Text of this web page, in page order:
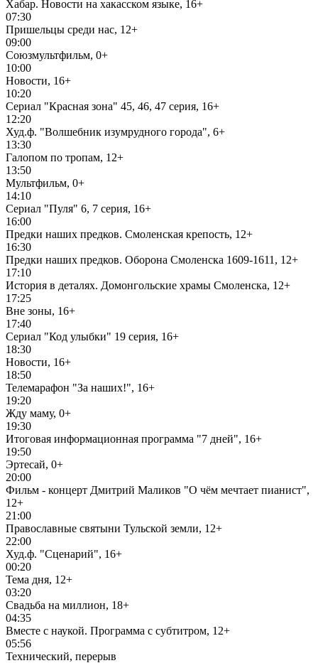
Хабар. Новости на хакасском языке, 16+
07:30
Пришельцы среди нас, 12+
09:00
Союзмультфильм, 0+
10:00
Новости, 16+
10:20
Сериал "Красная зона" 45, 46, 47 серия, 16+
12:20
Худ.ф. "Волшебник изумрудного города", 6+
13:30
Галопом по тропам, 12+
13:50
Мультфильм, 0+
14:10
Сериал "Пуля" 6, 7 серия, 16+
16:00
Предки наших предков. Смоленская крепость, 12+
16:30
Предки наших предков. Оборона Смоленска 1609-1611, 12+
17:10
История в деталях. Домонгольские храмы Смоленска, 12+
17:25
Вне зоны, 16+
17:40
Сериал "Код улыбки" 19 серия, 16+
18:30
Новости, 16+
18:50
Телемарафон "За наших!", 16+
19:20
Жду маму, 0+
19:30
Итоговая информационная программа "7 дней", 16+
19:50
Эртесай, 0+
20:00
Фильм - концерт Дмитрий Маликов "О чём мечтает пианист",
12+
21:00
Православные святыни Тульской земли, 12+
22:00
Худ.ф. "Сценарий", 16+
00:20
Тема дня, 12+
03:20
Свадьба на миллион, 18+
04:35
Вместе с наукой. Программа с субтитром, 12+
05:56
Технический, перерыв